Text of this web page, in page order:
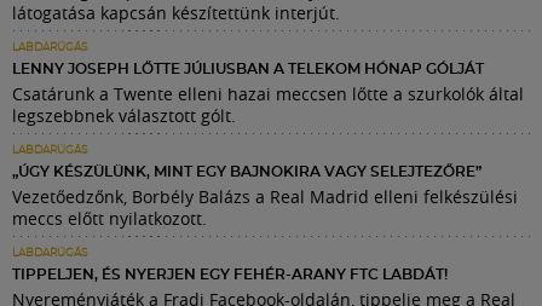
látogatása kapcsán készítettünk interjút.
LABDARÚGÁS
LENNY JOSEPH LŐTTE JÚLIUSBAN A TELEKOM HÓNAP GÓLJÁT
Csatárunk a Twente elleni hazai meccsen lőtte a szurkolók által
legszebbnek választott gólt.
LABDARÚGÁS
„ÚGY KÉSZÜLÜNK, MINT EGY BAJNOKIRA VAGY SELEJTEZŐRE”
Vezetőedzőnk, Borbély Balázs a Real Madrid elleni felkészülési
meccs előtt nyilatkozott.
LABDARÚGÁS
TIPPELJEN, ÉS NYERJEN EGY FEHÉR-ARANY FTC LABDÁT!
Nyereményjáték a Fradi Facebook-oldalán, tippelje meg a Real